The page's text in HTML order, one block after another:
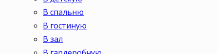
В спальню
В гостиную
В зал